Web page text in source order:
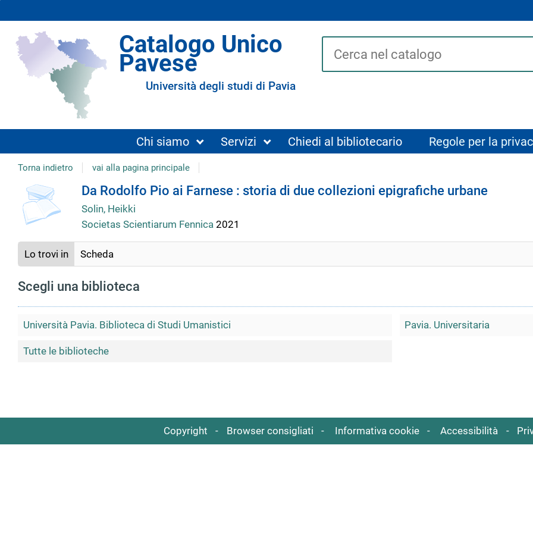
Catalogo Unico
Pavese
Università degli studi di Pavia
Cerca su "Catalogo"
Chi siamo Servizi Chiedi al bibliotecario Regole per la
Torna indietro vai alla pagina principale
Dettaglio
del
documento
Da Rodolfo Pio ai Farnese : storia di due collezioni epigrafiche urbane
Solin, Heikki
Societas Scientiarum Fennica 2021
Lo trovi in Scheda
Scegli una biblioteca
Università Pavia. Biblioteca di Studi Umanistici Pavia. Universitaria
Tutte le biblioteche
Copyright Browser consigliati Informativa cookie Accessibilità